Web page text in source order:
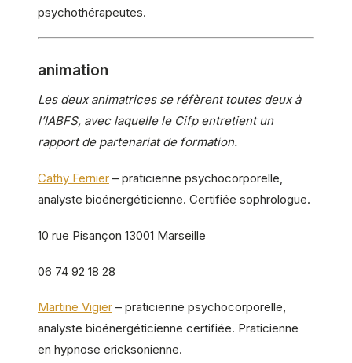
psychothérapeutes.
animation
Les deux animatrices se réfèrent toutes deux à
l’IABFS, avec laquelle le Cifp entretient un
rapport de partenariat de formation.
Cathy Fernier – praticienne psychocorporelle,
analyste bioénergéticienne. Certifiée sophrologue.
10 rue Pisançon 13001 Marseille
06 74 92 18 28
Martine Vigier – praticienne psychocorporelle,
analyste bioénergéticienne certifiée. Praticienne
en hypnose ericksonienne.